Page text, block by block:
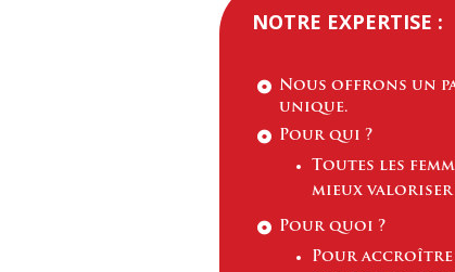
NOTRE EXPERTISE :
Nous offrons un
unique.
Pour qui ?
Toutes les
mieux
Pour quoi ?
Pour accroître